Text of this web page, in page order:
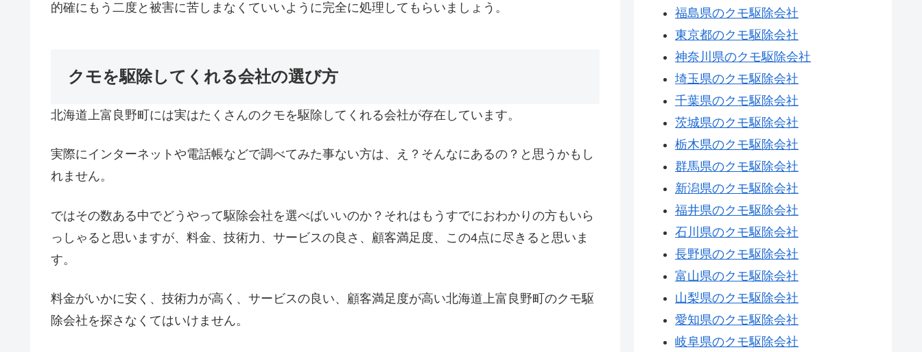
的確にもう二度と被害に苦しまなくていいように完全に処理してもらいましょう。
クモを駆除してくれる会社の選び方
北海道上富良野町には実はたくさんのクモを駆除してくれる会社が存在しています。
実際にインターネットや電話帳などで調べてみた事ない方は、え？そんなにあるの？と思うかもし
れません。
ではその数ある中でどうやって駆除会社を選べばいいのか？それはもうすでにおわかりの方もいら
っしゃると思いますが、料金、技術力、サービスの良さ、顧客満足度、この4点に尽きると思いま
す。
料金がいかに安く、技術力が高く、サービスの良い、顧客満足度が高い北海道上富良野町のクモ駆
除会社を探さなくてはいけません。
福島県のクモ駆除会社
東京都のクモ駆除会社
神奈川県のクモ駆除会社
埼玉県のクモ駆除会社
千葉県のクモ駆除会社
茨城県のクモ駆除会社
栃木県のクモ駆除会社
群馬県のクモ駆除会社
新潟県のクモ駆除会社
福井県のクモ駆除会社
石川県のクモ駆除会社
長野県のクモ駆除会社
富山県のクモ駆除会社
山梨県のクモ駆除会社
愛知県のクモ駆除会社
岐阜県のクモ駆除会社